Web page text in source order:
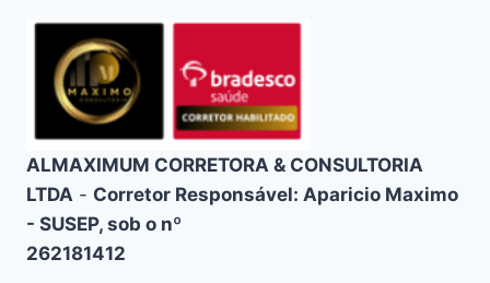
ABADIA
DE
GOIÁS:
CONSULTORIA
PREMIUM
ALMAXIMUM CORRETORA & CONSULTORIA
LTDA - Corretor Responsável: Aparicio Maximo
- SUSEP, sob o nº
262181412